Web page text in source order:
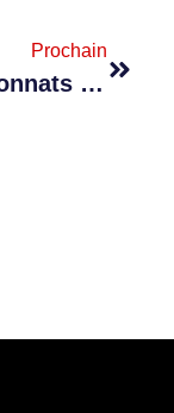
Prochain
Championnats Nationaux D’athlétisme : Première Journée Marquée Par La Finale Du 10 000 M